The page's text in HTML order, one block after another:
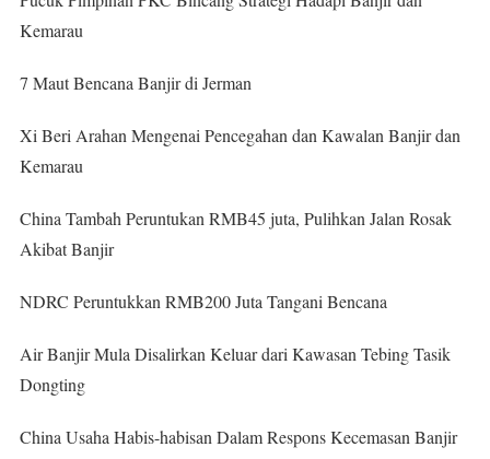
Kemarau
7 Maut Bencana Banjir di Jerman
Xi Beri Arahan Mengenai Pencegahan dan Kawalan Banjir dan
Kemarau
China Tambah Peruntukan RMB45 juta, Pulihkan Jalan Rosak
Akibat Banjir
NDRC Peruntukkan RMB200 Juta Tangani Bencana
Air Banjir Mula Disalirkan Keluar dari Kawasan Tebing Tasik
Dongting
China Usaha Habis-habisan Dalam Respons Kecemasan Banjir